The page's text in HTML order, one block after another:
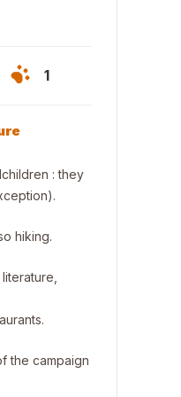
1
: they
hiking.
the campaign